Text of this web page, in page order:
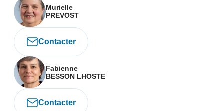
Murielle
PREVOST
Contacter
Fabienne
BESSON LHOSTE
Contacter